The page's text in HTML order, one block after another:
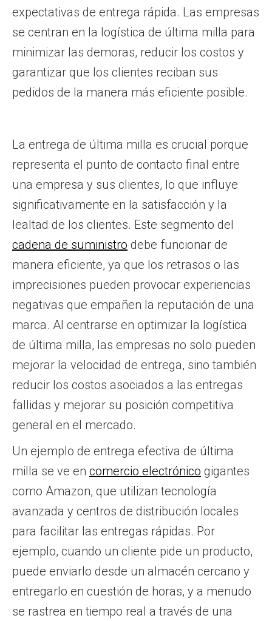
expectativas de entrega rápida. Las empresas
se centran en la logística de última milla para
minimizar las demoras, reducir los costos y
garantizar que los clientes reciban sus
pedidos de la manera más eficiente posible.
La entrega de última milla es crucial porque
representa el punto de contacto final entre
una empresa y sus clientes, lo que influye
significativamente en la satisfacción y la
lealtad de los clientes. Este segmento del
cadena de suministro debe funcionar de
manera eficiente, ya que los retrasos o las
imprecisiones pueden provocar experiencias
negativas que empañen la reputación de una
marca. Al centrarse en optimizar la logística
de última milla, las empresas no solo pueden
mejorar la velocidad de entrega, sino también
reducir los costos asociados a las entregas
fallidas y mejorar su posición competitiva
general en el mercado.
Un ejemplo de entrega efectiva de última
milla se ve en comercio electrónico gigantes
como Amazon, que utilizan tecnología
avanzada y centros de distribución locales
para facilitar las entregas rápidas. Por
ejemplo, cuando un cliente pide un producto,
puede enviarlo desde un almacén cercano y
entregarlo en cuestión de horas, y a menudo
se rastrea en tiempo real a través de una